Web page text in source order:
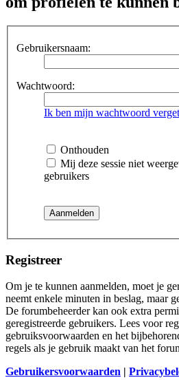
Gebruikersnaam:
Wachtwoord:
Ik ben mijn wachtwoord
Onthouden
Mij deze sessie niet
gebruikers
Registreer
Om je te kunnen aanmelden, moet je
neemt enkele minuten in beslag, maar
De forumbeheerder kan ook extra
geregistreerde gebruikers. Lees voor
gebruiksvoorwaarden en het
regels als je gebruik maakt van het
Gebruikersvoorwaarden |